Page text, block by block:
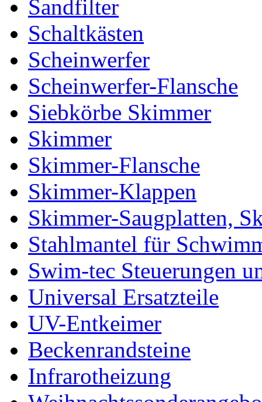
Sandfilter
Schaltkästen
Scheinwerfer
Scheinwerfer-Flansche
Siebkörbe Skimmer
Skimmer
Skimmer-Flansche
Skimmer-Klappen
Skimmer-Saugplatten,
Stahlmantel für
Swim-tec Steuerungen
Universal Ersatzteile
UV-Entkeimer
Beckenrandsteine
Infrarotheizung